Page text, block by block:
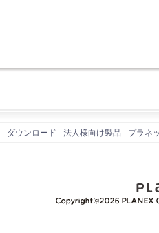
ダウンロード 法人様向け製品 プラネ